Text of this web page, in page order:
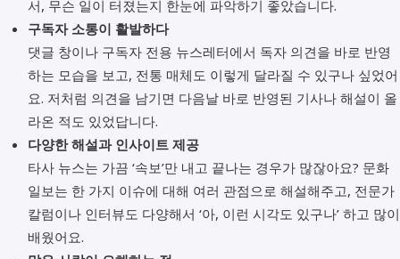
서, 무슨 일이 터졌는지 한눈에 파악하기 좋았습니다.
구독자 소통이 활발하다
댓글 창이나 구독자 전용 뉴스레터에서 독자 의견을 바로 반영
하는 모습을 보고, 전통 매체도 이렇게 달라질 수 있구나 싶었어
요. 저처럼 의견을 남기면 다음날 바로 반영된 기사나 해설이 올
라온 적도 있었답니다.
다양한 해설과 인사이트 제공
타사 뉴스는 가끔 ‘속보’만 내고 끝나는 경우가 많잖아요? 문화
일보는 한 가지 이슈에 대해 여러 관점으로 해설해주고, 전문가
칼럼이나 인터뷰도 다양해서 ‘아, 이런 시각도 있구나’ 하고 많이
배웠어요.